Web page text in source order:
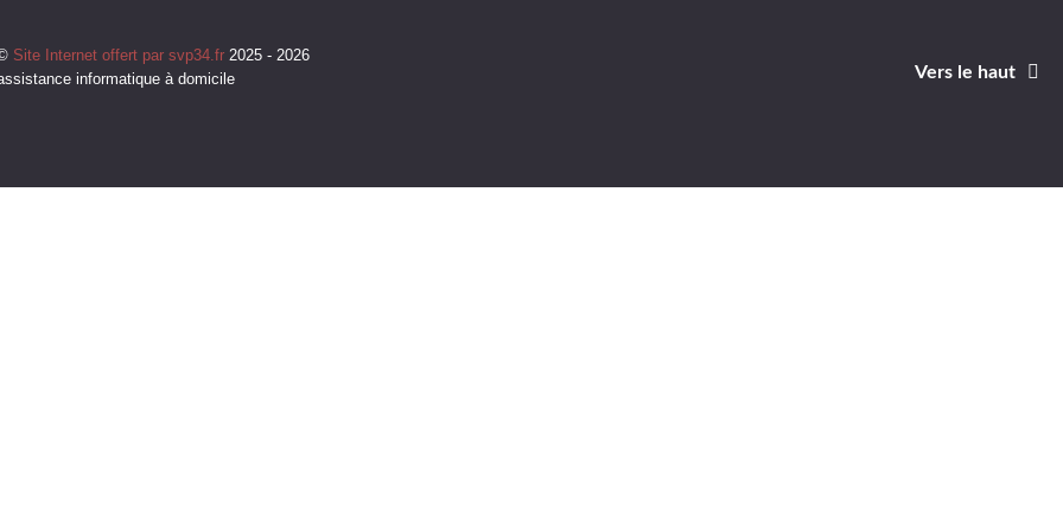
Site Internet offert par svp34.fr 2025 - 2026
informatique à domicile
Vers le haut